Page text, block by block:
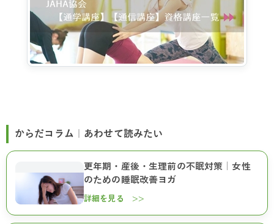
からだコラム｜あわせて読みたい
更年期・産後・生理前の不眠対策｜女性
のための睡眠改善ヨガ
詳細を見る >>